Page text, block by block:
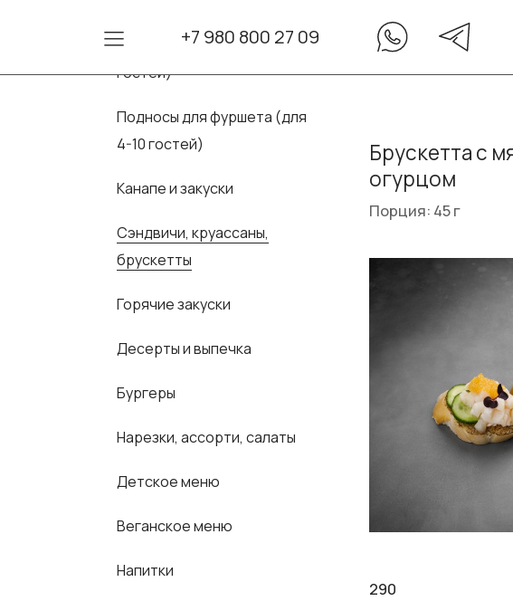
+7 980 800 27 09
Сеты для фуршета (для 10-30
гостей)
Подносы для фуршета (для
4-10 гостей)
Канапе и закуски
Сэндвичи, круассаны,
брускетты
Горячие закуски
Десерты и выпечка
Бургеры
Нарезки, ассорти, салаты
Детское меню
Веганское меню
Напитки
Брускетта с
огурцом
Порция: 45 г
290